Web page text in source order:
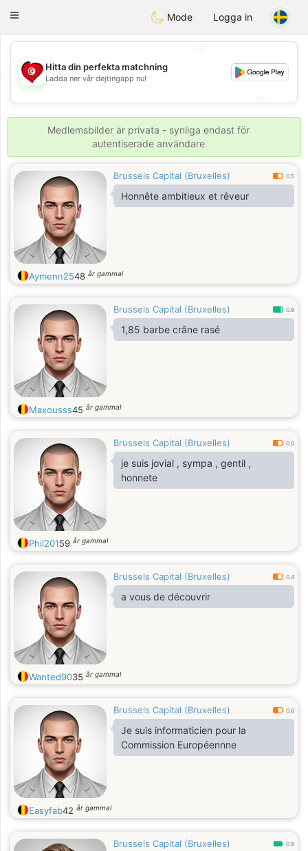
Tunisia Dating
Toggle
Mode Logga in
💖
💕
Hitta din perfekta matchning
Ladda ner vår dejtingapp nu!
Medlemsbilder är privata - synliga endast för
autentiserade användare
Brussels Capital (Bruxelles) 0.5
Honnête ambitieux et rêveur
Aymenn2548 år gammal
Brussels Capital (Bruxelles) 0.8
1,85 barbe crâne rasé
Maxousss45 år gammal
Brussels Capital (Bruxelles) 0.6
je suis jovial , sympa , gentil ,
honnete
Phil20159 år gammal
Brussels Capital (Bruxelles) 0.4
a vous de découvrir
Wanted9035 år gammal
Brussels Capital (Bruxelles) 0.6
Je suis informaticien pour la
Commission Européennne
Easyfab42 år gammal
Brussels Capital (Bruxelles) 0.9